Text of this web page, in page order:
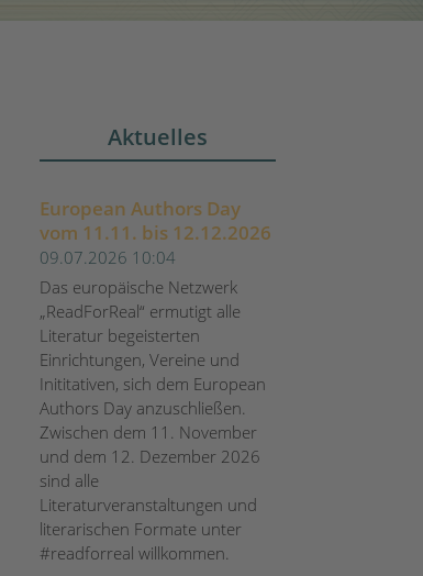
Aktuelles
European Authors Day
vom 11.11. bis 12.12.2026
09.07.2026 10:04
Das europäische Netzwerk
„ReadForReal“ ermutigt alle
Literatur begeisterten
Einrichtungen, Vereine und
Inititativen, sich dem European
Authors Day anzuschließen.
Zwischen dem 11. November
und dem 12. Dezember 2026
sind alle
Literaturveranstaltungen und
literarischen Formate unter
#readforreal willkommen.